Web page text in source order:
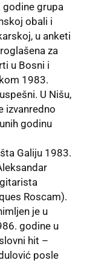
godine grupa
obali i
u anketi
za
u Bosni i
1983.
U Nišu,
izvanredno
godinu
Galiju 1983.
Roscam).
je u
godine u
hit –
posle